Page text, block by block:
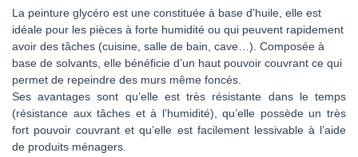
La peinture glycéro est une constituée à base d’huile, elle est
idéale pour les pièces à forte humidité ou qui peuvent rapidement
avoir des tâches (cuisine, salle de bain, cave…). Composée à
base de solvants, elle bénéficie d’un haut pouvoir couvrant ce qui
permet de repeindre des murs même foncés.
Ses avantages sont qu’elle est très résistante dans le temps
(résistance aux tâches et à l’humidité), qu’elle possède un très
fort pouvoir couvrant et qu’elle est facilement lessivable à l’aide
de produits ménagers.